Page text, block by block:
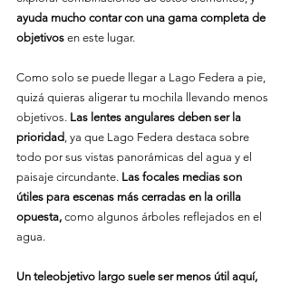
ayuda mucho contar con una gama completa de
objetivos en este lugar.
Como solo se puede llegar a Lago Federa a pie,
quizá quieras aligerar tu mochila llevando menos
objetivos. Las lentes angulares deben ser la
prioridad , ya que Lago Federa destaca sobre
todo por sus vistas panorámicas del agua y el
paisaje circundante. Las focales medias son
útiles para escenas más cerradas en la orilla
opuesta, como algunos árboles reflejados en el
agua.
Un teleobjetivo largo suele ser menos útil aquí,